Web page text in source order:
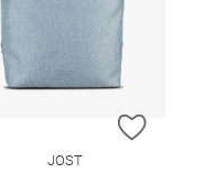
HINZUFÜGEN
ZUR
JOST